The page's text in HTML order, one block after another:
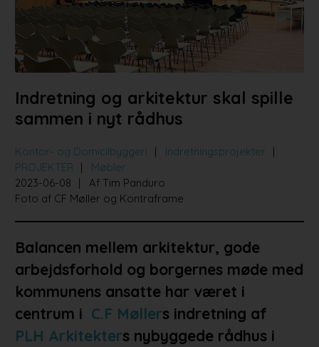
Indretningsprojekter
Portrætter
Partnere
Indretning og arkitektur skal spille
sammen i nyt rådhus
Kontor- og Domicilbyggeri
Indretningsprojekter
PROJEKTER
Møbler
2023-06-08
Af Tim Panduro
Foto af CF Møller og Kontraframe
Balancen mellem arkitektur, gode
arbejdsforhold og borgernes møde med
kommunens ansatte har været i
centrum i C.F Møllers indretning af
PLH Arkitekters nybyggede rådhus i